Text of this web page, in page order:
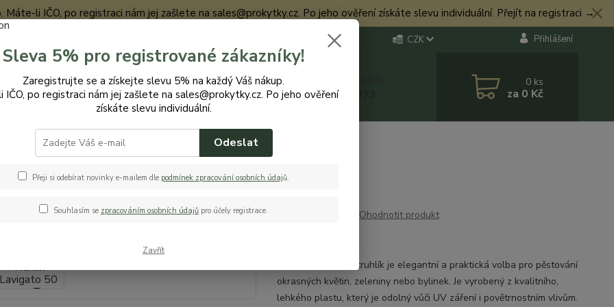
Máte-li IČO, po registraci nám jej zašlete na sales@prokytky.cz. Po jeho ověření získáte slevu individuální. Přejít na registraci →
CZK Přihlášení
Hledat Nevíte si rady? Zavolejte.
+420 774 544 973
0 ks
za 0 Kč
Truhlíky Kovplast Truhlík Lavigato 50 cm T
Truhlík Lavigato 50 cm T
Ohodnotit produkt
Kovplast Lavigato truhlík je elegantní a praktická volba pro pěstování
okrasných květin, zeleniny nebo bylinek. Je vyrobený z kvalitního,
lehkého plastu, který je odolný vůči UV záření i povětrnostním vlivům.
Sleva 5% pro registrované zákazníky!
Zaregistrujte se a získejte slevu 5% na každý Váš nákup.
IČO, po registraci nám jej zašlete na sales@prokytky.cz. Po jeho ověření
získáte slevu individuální.
Odeslat
Přeji si odebírat novinky e-mailem dle podmínek zpracování osobních údajů.
Souhlasím se zpracováním osobních údajů pro účely registrace.
Zavřít